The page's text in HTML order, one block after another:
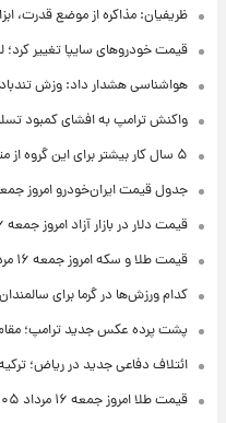
ظریفیان: مذاکره از موضع قدرت،
قیمت خودروهای سایپا تغییر کرد؛ لیست
هواشناسی هشدار داد: وزش تندباد،
واکنش ترامپ به افشای کمبود
۵ سال کار بیشتر برای این گروه از متقاضیان بازنشستگی
جدول قیمت ایران‌خودرو امروز جمعه ۱۶ مرداد؛ قیمت‌ها تغییر
قیمت دلار در بازار آزاد امروز جمعه ۱۶ مرداد ۱۴۰۵
قیمت طلا و سکه امروز جمعه ۱۶ مرداد ۱۴۰۵ +جدول
کدام ورزش‌ها در گرما برای
پشت پرده عکس جدید ترامپ؛
ائتلاف دفاعی جدید در ریاض؛
قیمت طلا امروز جمعه ۱۶ مرداد ۱۴۰۵